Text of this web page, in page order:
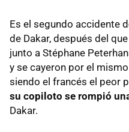
Es el segundo accidente
de Dakar, después del
junto a Stéphane
y se cayeron por el
siendo el francés el peor
su copiloto se rompió
Dakar.